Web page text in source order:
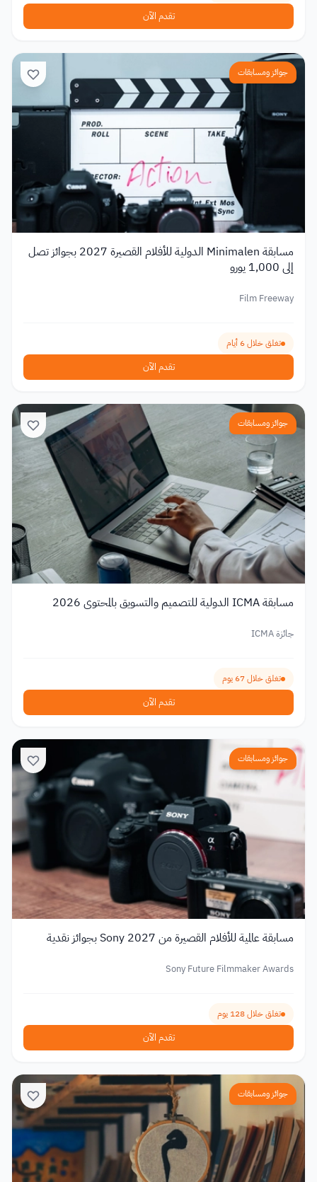
تقدم الآن
جوائز ومسابقات
مسابقة Minimalen الدولية للأفلام القصيرة 2027 بجوائز تصل
إلى 1,000 يورو
Film Freeway
تغلق خلال 6 أيام
تقدم الآن
جوائز ومسابقات
مسابقة ICMA الدولية للتصميم والتسويق بالمحتوى 2026
جائزة ICMA
تغلق خلال 67 يوم
تقدم الآن
جوائز ومسابقات
مسابقة عالمية للأفلام القصيرة من Sony 2027 بجوائز نقدية
Sony Future Filmmaker Awards
تغلق خلال 128 يوم
تقدم الآن
جوائز ومسابقات